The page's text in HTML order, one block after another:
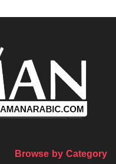
Browse by Category